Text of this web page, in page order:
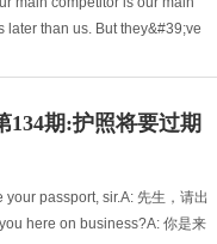
later than us. But they&#39;ve
134期:护照将要过期
passport, sir.A: 先生，请出
here on business?A: 你是来